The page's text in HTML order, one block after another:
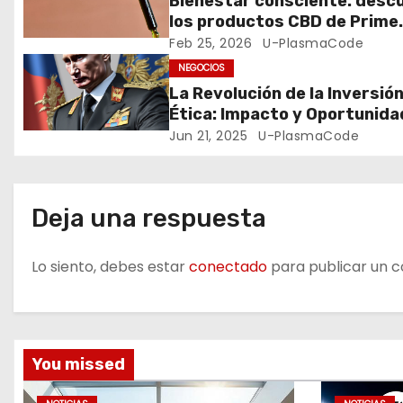
n
d
e
t
r
a
los productos CBD de Prime
Store SM
Feb 25, 2026 U-PlasmaCode
NEGOCIOS
La Revolución de la Inversión
Ética: Impacto y
Jun 21, 2025 U-PlasmaCode
Deja una respuesta
Lo siento, debes estarconectado para publicar un
You missed